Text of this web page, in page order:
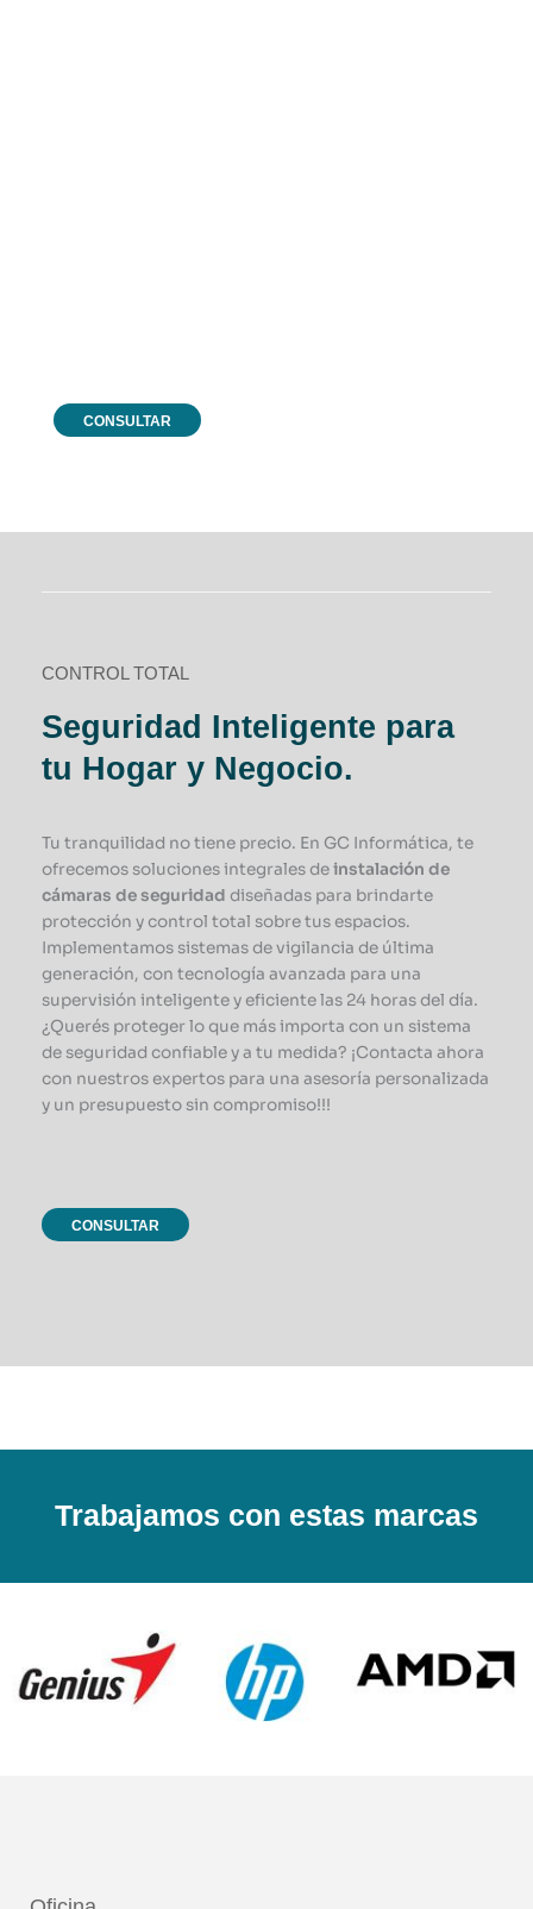
CONSULTAR
CONTROL TOTAL
Seguridad Inteligente para
tu Hogar y Negocio.
Tu tranquilidad no tiene precio. En GC Informática, te
ofrecemos soluciones integrales deinstalación de
cámaras de seguridad diseñadas para brindarte
protección y control total sobre tus espacios.
Implementamos sistemas de vigilancia de última
generación, con tecnología avanzada para una
supervisión inteligente y eficiente las 24 horas del día.
¿Querés proteger lo que más importa con un sistema
de seguridad confiable y a tu medida? ¡Contacta ahora
con nuestros expertos para una asesoría personalizada
y un presupuesto sin compromiso!!!
CONSULTAR
Trabajamos con estas marcas